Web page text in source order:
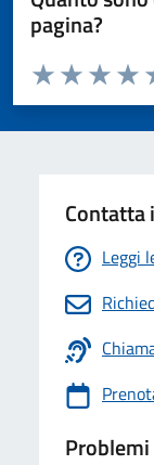
pagina?
Valuta da 1 a 5
Valuta 3
Valuta 2
Valuta 1 stelle
Contatta
Leggi